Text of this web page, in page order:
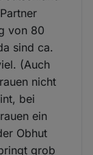
von 80
sind ca.
(Auch
nicht
bei
ein
Obhut
grob